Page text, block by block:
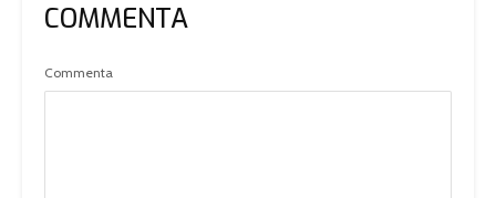
COMMENTA
Commenta